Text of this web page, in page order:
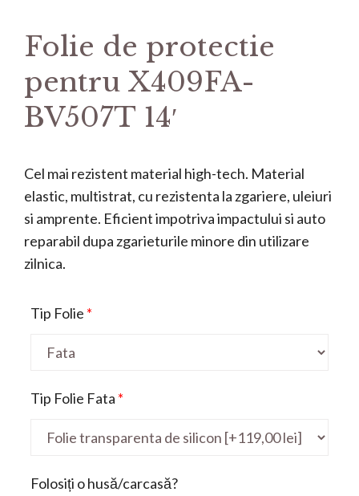
Folie de protectie
pentru X409FA-
BV507T 14′
Cel mai rezistent material high-tech. Material
elastic, multistrat, cu rezistenta la zgariere, uleiuri
si amprente. Eficient impotriva impactului si auto
reparabil dupa zgarieturile minore din utilizare
zilnica.
Tip Folie *
Tip Folie Fata *
Folosiți o husă/carcasă?